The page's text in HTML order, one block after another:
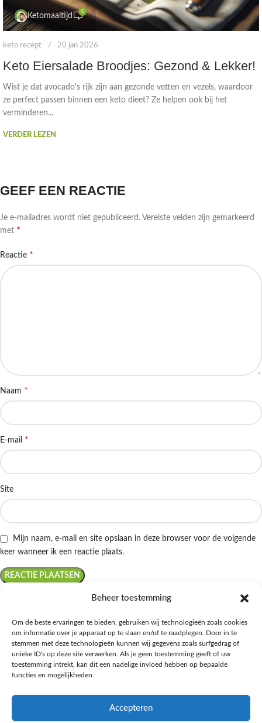
Beheer toestemming
Om de beste ervaringen te bieden, gebruiken wij technologieën zoals cookies
om informatie over je apparaat op te slaan en/of te raadplegen. Door in te
stemmen met deze technologieën kunnen wij gegevens zoals surfgedrag of
unieke ID's op deze site verwerken. Als je geen toestemming geeft of uw
toestemming intrekt, kan dit een nadelige invloed hebben op bepaalde
functies en mogelijkheden.
Accepteren
Ketomaaltijd
0
keto recept 20 jan 2026
Keto Eiersalade Broodjes: Gezond & Lekker!
Wist je dat avocado's rijk zijn aan gezonde vetten en vezels, waardoor
ze perfect passen binnen een keto dieet? Ze helpen ook bij het
verminderen...
VERDER LEZEN
GEEF EEN REACTIE
Je e-mailadres wordt niet gepubliceerd. Vereiste velden zijn gemarkeerd
met *
Reactie *
Naam *
E-mail *
Site
Mijn naam, e-mail en site opslaan in deze browser voor de volgende
keer wanneer ik een reactie plaats.
Ontdek de beste keto-vriendelijke keuzes van Albert Heijn, verrijk je
kennis met onze diepgaande blogs over het keto-dieet, en deel jouw
favoriete keto recepten in onze bruisende online gemeenschap!